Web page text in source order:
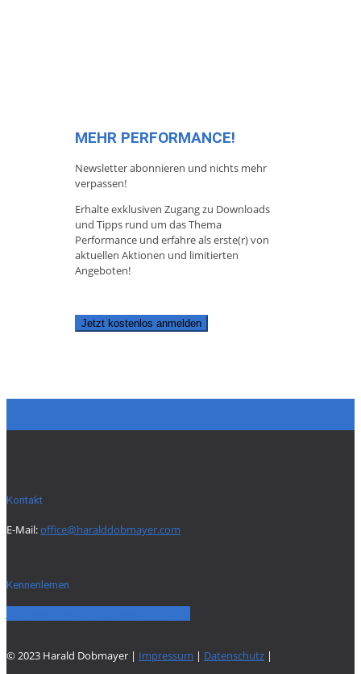
MEHR PERFORMANCE!
Newsletter abonnieren und nichts mehr
verpassen!
Erhalte exklusiven Zugang zu Downloads
und Tipps rund um das Thema
Performance und erfahre als erste(r) von
aktuellen Aktionen und limitierten
Angeboten!
Jetzt kostenlos anmelden
Kontakt
E-Mail:office@haralddobmayer.com
Kennenlernen
© 2023 Harald Dobmayer | Impressum | Datenschutz |